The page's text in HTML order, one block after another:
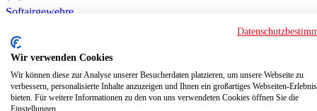
Softairgewehre
Deluxe Custom Guns ab 18
Softair elektrisch ab 18
Softair elektrisch ab 14
Softair gasbetrieben ab 18
Softair HPA Luftdruck ab 18
Historische Softairwaffen
Wir verwenden Cookies
Wir können diese zur Analyse unserer Besucherdaten platzieren, um unsere Webseite zu
verbessern, personalisierte Inhalte anzuzeigen und Ihnen ein großartiges Webseiten-
bieten. Für weitere Informationen zu den von uns verwendeten Cookies öffnen Sie die
Einstellungen.